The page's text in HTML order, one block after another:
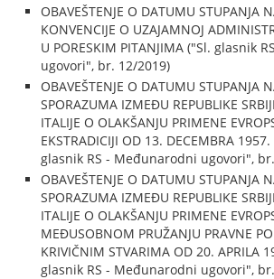
OBAVEŠTENJE O DATUMU STUPANJA
KONVENCIJE O UZAJAMNOJ
U PORESKIM PITANJIMA ("Sl. glasnik
ugovori", br. 12/2019)
OBAVEŠTENJE O DATUMU STUPANJA
SPORAZUMA IZMEĐU REPUBLIKE
ITALIJE O OLAKŠANJU PRIMENE
EKSTRADICIJI OD 13. DECEMBRA
glasnik RS - Međunarodni ugovori",
OBAVEŠTENJE O DATUMU STUPANJA
SPORAZUMA IZMEĐU REPUBLIKE
ITALIJE O OLAKŠANJU PRIMENE
MEĐUSOBNOM PRUŽANJU PRAVNE
KRIVIČNIM STVARIMA OD 20. APRILA
glasnik RS - Međunarodni ugovori",